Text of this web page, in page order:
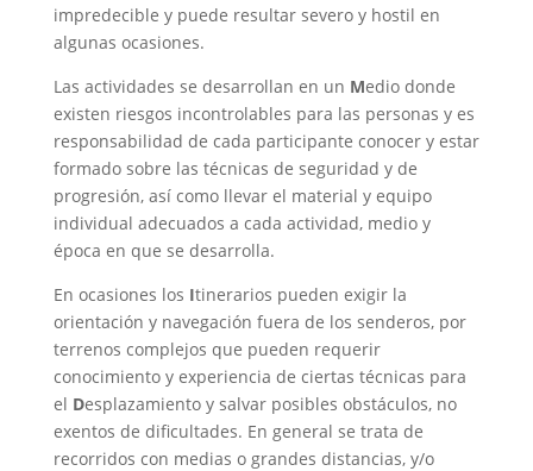
impredecible y puede resultar severo y hostil en
algunas ocasiones.
Las actividades se desarrollan en un Medio donde
existen riesgos incontrolables para las personas y es
responsabilidad de cada participante conocer y estar
formado sobre las técnicas de seguridad y de
progresión, así como llevar el material y equipo
individual adecuados a cada actividad, medio y
época en que se desarrolla.
En ocasiones los Itinerarios pueden exigir la
orientación y navegación fuera de los senderos, por
terrenos complejos que pueden requerir
conocimiento y experiencia de ciertas técnicas para
el Desplazamiento y salvar posibles obstáculos, no
exentos de dificultades. En general se trata de
recorridos con medias o grandes distancias, y/o